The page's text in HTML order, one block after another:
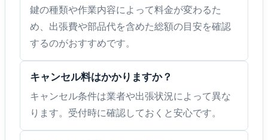
鍵の種類や作業内容によって料金が変わるた
め、出張費や部品代を含めた総額の目安を確認
するのがおすすめです。
キャンセル料はかかりますか？
キャンセル条件は業者や出張状況によって異な
ります。受付時に確認しておくと安心です。